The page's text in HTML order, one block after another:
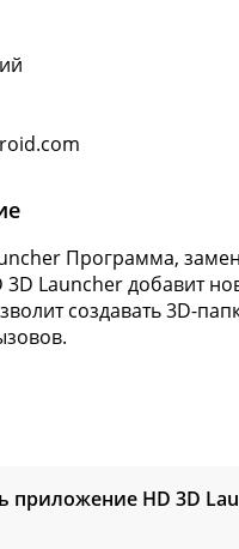
Программа,
Launcher добавит
создавать 3D-
приложение HD 3D